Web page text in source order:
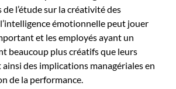
l’étude sur la créativité des
émotionnelle peut jouer
et les employés ayant un
beaucoup plus créatifs que leurs
des implications managériales en
de la performance.